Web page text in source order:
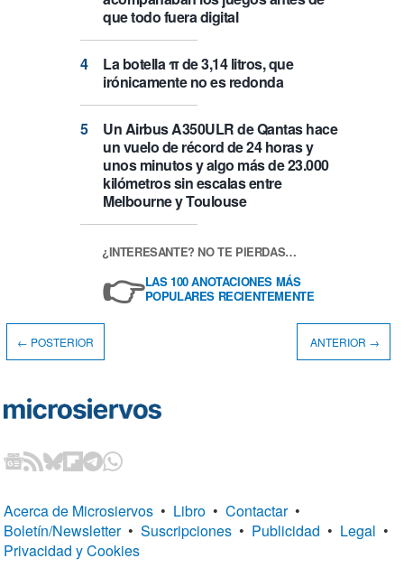
que todo fuera digital
La botella π de 3,14 litros, que
irónicamente no es redonda
Un Airbus A350ULR de Qantas hace
un vuelo de récord de 24 horas y
unos minutos y algo más de 23.000
kilómetros sin escalas entre
Melbourne y Toulouse
¿INTERESANTE? NO TE PIERDAS…
👉LAS 100 ANOTACIONES MÁS
POPULARES RECIENTEMENTE
← POSTERIOR ANTERIOR →
Acerca de Microsiervos • Libro • Contactar •
Boletín/Newsletter • Suscripciones • Publicidad • Legal •
Privacidad y Cookies